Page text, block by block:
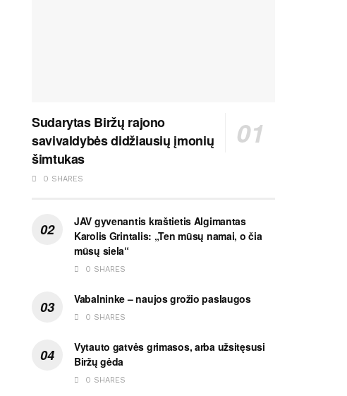
Sudarytas Biržų rajono
savivaldybės didžiausių įmonių
šimtukas
0 SHARES
JAV gyvenantis kraštietis Algimantas
Karolis Grintalis: „Ten mūsų namai, o čia
mūsų siela“
0 SHARES
Vabalninke – naujos grožio paslaugos
0 SHARES
Vytauto gatvės grimasos, arba užsitęsusi
Biržų gėda
0 SHARES